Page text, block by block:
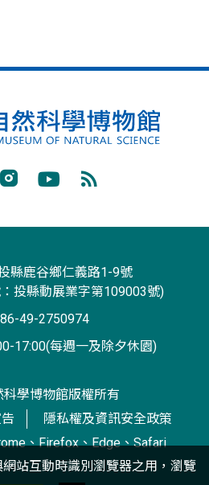
閱
縣鹿谷鄉仁義路1-9號
投縣動展業字第109003號)
49-2750974
17:00(每週一及除夕休園)
學博物館版權所有
隱私權及資訊安全政策
、Firefox、Edge、Safari
站互動時識別瀏覽器之用，瀏覽